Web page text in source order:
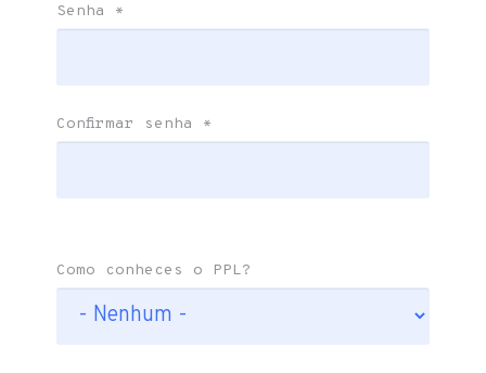
Senha *
Confirmar senha *
Como conheces o PPL?